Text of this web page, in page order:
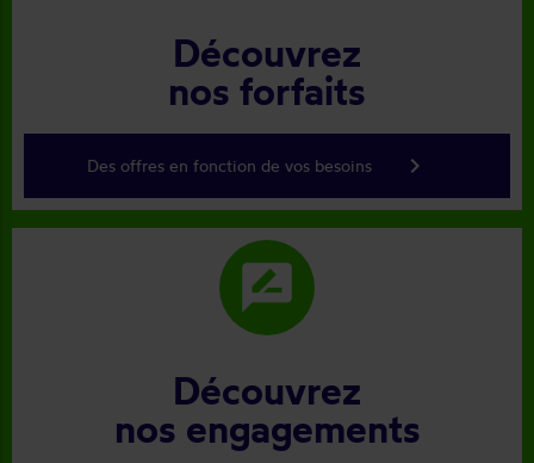
Découvrez
nos forfaits
Des offres en fonction de vos besoins keyboard_arrow_right
rate_review
Découvrez
nos engagements